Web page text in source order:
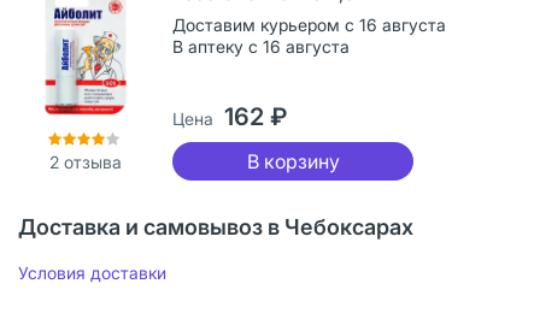
2 отзыва
Доставим курьером с 16 августа
В аптеку с 16 августа
Цена 162 ₽
В корзину
Доставка и самовывоз в Чебоксарах
Условия доставки